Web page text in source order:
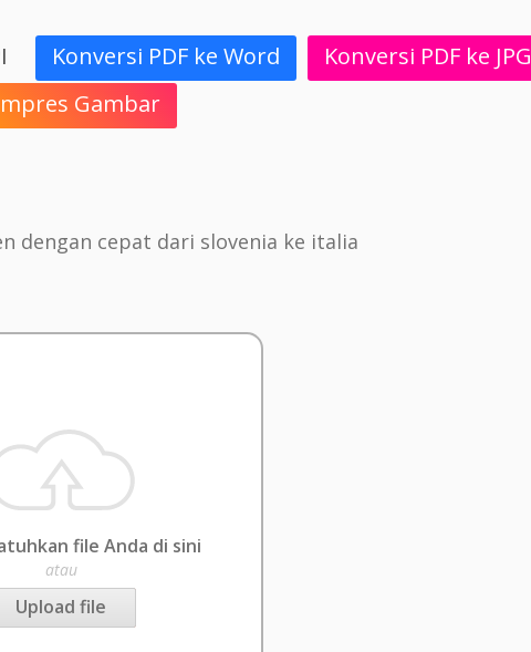
Konversi PDF ke Word Konversi PDF ke JPG
Gambar
dengan cepat dari slovenia ke italia
file Anda di sini
atau
Upload file